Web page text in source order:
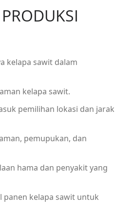
kelapa sawit dalam
kelapa sawit.
pemilihan lokasi dan jarak
pemupukan, dan
hama dan penyakit yang
panen kelapa sawit untuk